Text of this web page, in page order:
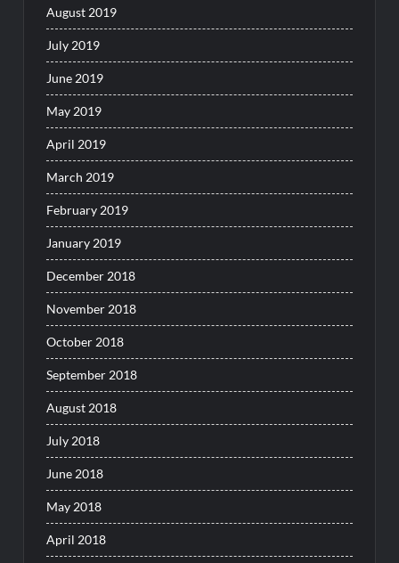
August 2019
July 2019
June 2019
May 2019
April 2019
March 2019
February 2019
January 2019
December 2018
November 2018
October 2018
September 2018
August 2018
July 2018
June 2018
May 2018
April 2018